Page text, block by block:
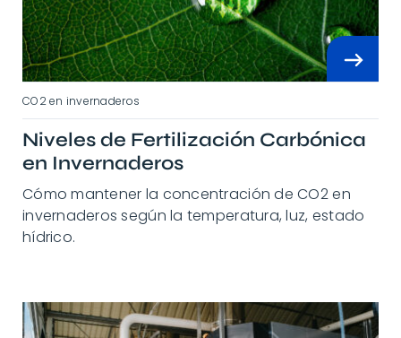
CO2 en invernaderos
Niveles de Fertilización Carbónica
en Invernaderos
Cómo mantener la concentración de CO2 en
invernaderos según la temperatura, luz, estado
hídrico.